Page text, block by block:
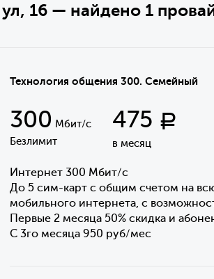
16 — найдено 1
Технология общения 300. Семейный
300 Мбит/с
Безлимит
475 Р
в месяц
Интернет 300 Мбит/с
До 5 сим-карт с общим счетом на
мобильного интернета, с
Первые 2 месяца 50% скидка и
С 3го месяца 950 руб/мес